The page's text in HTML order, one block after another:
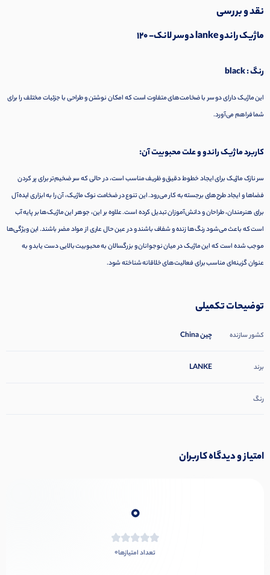
نقد و بررسی
ماژیک راندو lanke دوسر لانک- 120
رنگ : black
این ماژیک دارای دو سر با ضخامت‌های متفاوت است که امکان نوشتن و طراحی با جزئیات مختلف را برای
شما فراهم می‌آورد.
کاربرد ماژیک راندو و علت محبوبیت آن:
سر نازک ماژیک برای ایجاد خطوط دقیق و ظریف مناسب است، در حالی که سر ضخیم‌تر برای پر کردن
فضاها و ایجاد طرح‌های برجسته به کار می‌رود. این تنوع در ضخامت نوک ماژیک، آن را به ابزاری ایده‌آل
برای هنرمندان، طراحان و دانش‌آموزان تبدیل کرده است. علاوه بر این، جوهر این ماژیک‌ها بر پایه آب
است که باعث می‌شود رنگ‌ها زنده و شفاف باشند و در عین حال عاری از مواد مضر باشند. این ویژگی‌ها
موجب شده است که این ماژیک در میان نوجوانان و بزرگسالان به محبوبیت بالایی دست یابد و به
عنوان گزینه‌ای مناسب برای فعالیت‌های خلاقانه شناخته شود.
توضیحات تکمیلی
کشور سازنده چین China
برند LANKE
رنگ
امتیاز و دیدگاه کاربران
0
تعداد امتیازها0